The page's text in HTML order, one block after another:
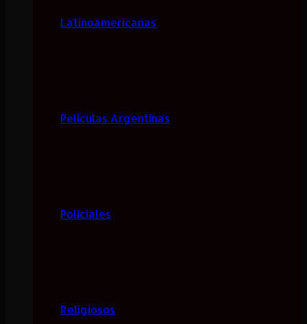
Latinoamericanas
Películas Argentinas
Policiales
Religiosos